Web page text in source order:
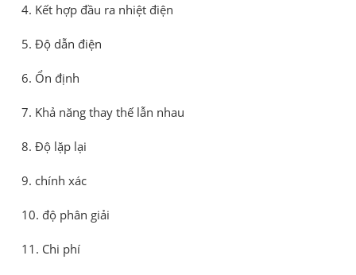
4. Kết hợp đầu ra nhiệt điện
5. Độ dẫn điện
6. Ổn định
7. Khả năng thay thế lẫn nhau
8. Độ lặp lại
9. chính xác
10. độ phân giải
11. Chi phí